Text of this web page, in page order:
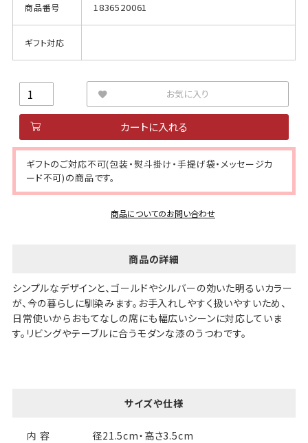
商品番号 1836520061
ギフト対応
お気に入り
カートに入れる
ギフトのご対応不可(包装・熨斗掛け・手提げ袋・メッセージカ
ード不可)の商品です。
商品についてのお問い合わせ
商品の詳細
シンプルなデザインと、ゴールドやシルバーの効いた明るいカラー
が、今の暮らしに馴染みます。お手入れしやすく扱いやすいため、
日常使いからおもてなしの席にも幅広いシーンに対応していま
す。リビングやテーブルに合うモダンな漆のうつわです。
サイズや仕様
内 容
径21.5cm・高さ3.5cm